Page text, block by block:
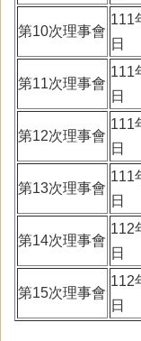
第10次理事會
111
日
第11次理事會
111
日
第12次理事會
111
日
第13次理事會
111
日
第14次理事會
112
日
第15次理事會
112
日